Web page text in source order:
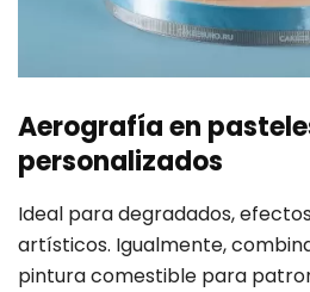
Aerografía en
personalizados
Ideal para degradados,
artísticos. Igualmente,
pintura comestible para